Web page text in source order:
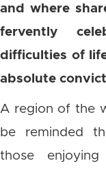
and where
fervently
difficulties of
absolute
A region of the
be reminded
those